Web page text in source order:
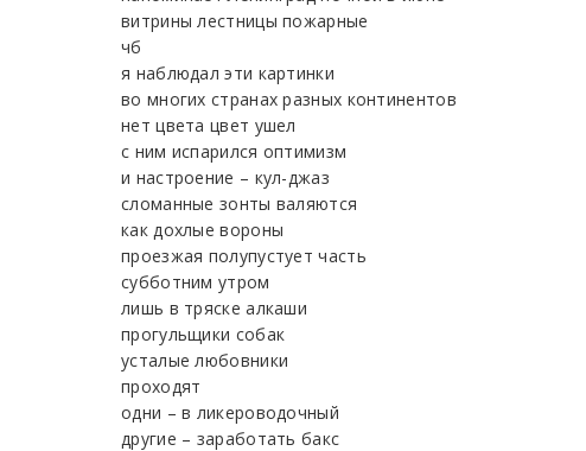
витрины лестницы пожарные
чб
я наблюдал эти картинки
во многих странах разных континентов
нет цвета цвет ушел
с ним испарился оптимизм
и настроение – кул-джаз
сломанные зонты валяются
как дохлые вороны
проезжая полупустует часть
субботним утром
лишь в тряске алкаши
прогульщики собак
усталые любовники
проходят
одни – в ликероводочный
другие – заработать бакс